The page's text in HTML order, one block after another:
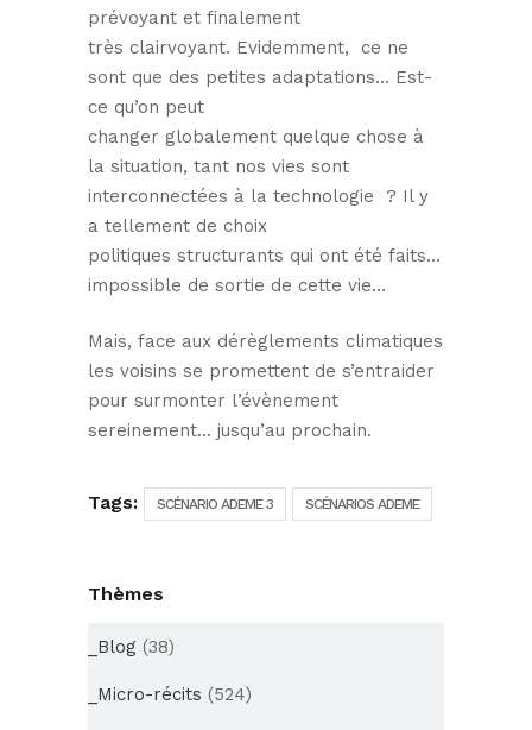
prévoyant et finalement
très clairvoyant. Evidemment, ce ne
sont que des petites adaptations… Est-
ce qu’on peut
changer globalement quelque chose à
la situation, tant nos vies sont
interconnectées à la technologie ? Il y
a tellement de choix
politiques structurants qui ont été faits…
impossible de sortie de cette vie…
Mais, face aux dérèglements climatiques
les voisins se promettent de s’entraider
pour surmonter l’évènement
sereinement… jusqu’au prochain.
Tags: SCÉNARIO ADEME 3 SCÉNARIOS ADEME
Thèmes
_Blog (38)
_Micro-récits (524)